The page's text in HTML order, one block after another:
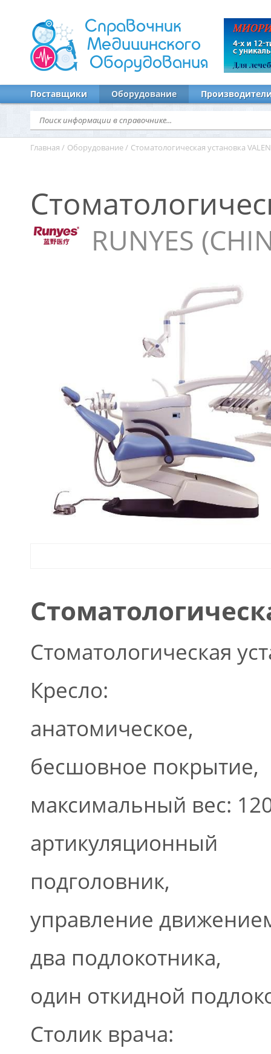
Справочник
Медицинского
Оборудования
Поставщики Оборудование
Главная / Оборудование / Стоматологическая установка
RUNYES
Стоматологическая
Кресло:
анатомическое,
бесшовное покрытие,
максимальный вес:
артикуляционный
подголовник,
управление
два подлокотника,
один откидной
Столик врача: